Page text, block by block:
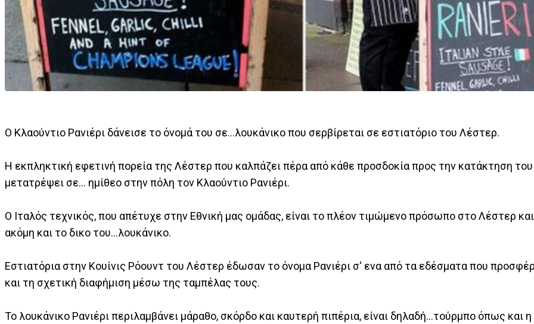
O Kλαούντιο Ρανιέρι δάνεισε το όνομά του σε...λουκάνικο που σερβίρεται σε εστιατόριο του Λέστερ.
H εκπληκτική εφετινή πορεία της Λέστερ που καλπάζει πέρα από κάθε προσδοκία προς την κατάκτηση του
μετατρέψει σε... ημίθεο στην πόλη τον Κλαούντιο Ρανιέρι.
Ο Ιταλός τεχνικός, που απέτυχε στην Εθνική μας ομάδας, είναι το πλέον τιμώμενο πρόσωπο στο Λέστερ
ακόμη και το δικο του...λουκάνικο.
Εστιατόρια στην Koυίνις Ρόουντ του Λέστερ έδωσαν το όνομα Ρανιέρι σ' ενα από τα εδέσματα που
και τη σχετική διαφήμιση μέσω της ταμπέλας τους.
Το λουκάνικο Ρανιέρι περιλαμβάνει μάραθο, σκόρδο και καυτερή πιπέρια, είναι δηλαδή...τούρμπο όπως και